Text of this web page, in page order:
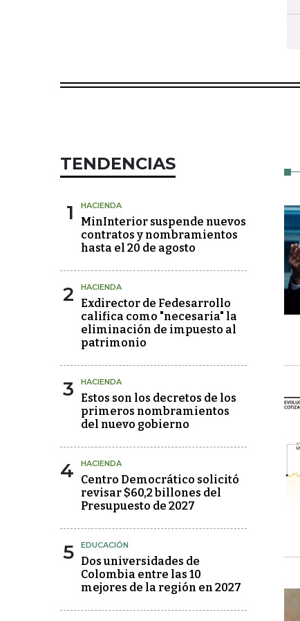
TENDENCIAS
1 HACIENDA
MinInterior suspende nuevos
contratos y nombramientos
hasta el 20 de agosto
2 HACIENDA
Exdirector de Fedesarrollo
califica como "necesaria" la
eliminación de impuesto al
patrimonio
3 HACIENDA
Estos son los decretos de los
primeros nombramientos
del nuevo gobierno
4 HACIENDA
Centro Democrático solicitó
revisar $60,2 billones del
Presupuesto de 2027
5 EDUCACIÓN
Dos universidades de
Colombia entre las 10
mejores de la región en 2027